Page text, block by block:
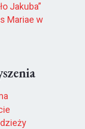
Jakuba”
Mariae w